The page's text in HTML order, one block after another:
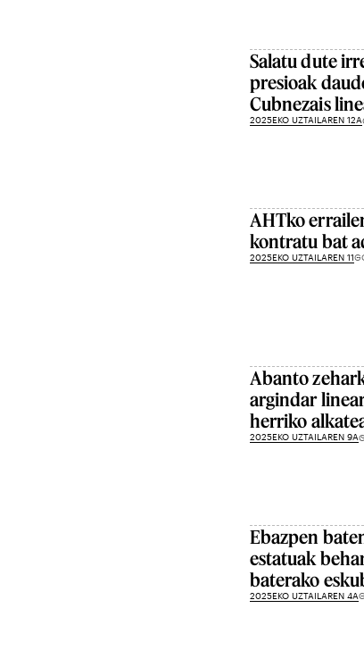
Salatu dute
presioak
Cubnezais
2025EKO UZTAILAREN 12A
AHTko
kontratu bat
2025EKO UZTAILAREN 11
Abanto
argindar
herriko
2025EKO UZTAILAREN 9A
Ebazpen
estatuak
baterako
2025EKO UZTAILAREN 4A